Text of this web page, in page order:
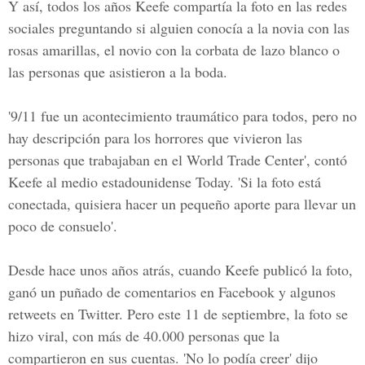
Y así, todos los años Keefe compartía la foto en las redes
sociales preguntando si alguien conocía a la novia con las
rosas amarillas, el novio con la corbata de lazo blanco o
las personas que asistieron a la boda.
'9/11 fue un acontecimiento traumático para todos, pero no
hay descripción para los horrores que vivieron las
personas que trabajaban en el World Trade Center', contó
Keefe al medio estadounidense Today. 'Si la foto está
conectada, quisiera hacer un pequeño aporte para llevar un
poco de consuelo'.
Desde hace unos años atrás, cuando Keefe publicó la foto,
ganó un puñado de comentarios en Facebook y algunos
retweets en Twitter. Pero este 11 de septiembre, la foto se
hizo viral, con más de 40.000 personas que la
compartieron en sus cuentas. 'No lo podía creer' dijo